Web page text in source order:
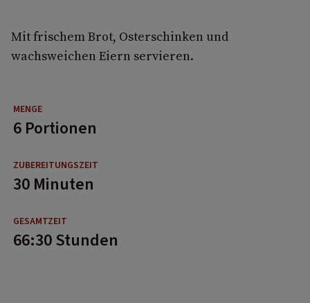
Mit frischem Brot, Osterschinken und
wachsweichen Eiern servieren.
6 Portionen
30 Minuten
66:30 Stunden